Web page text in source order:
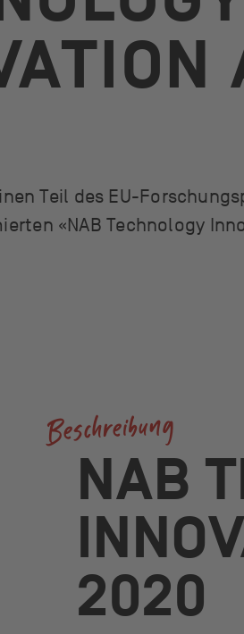
Teil des EU-
«NAB Technology
Beschreibung
NAB
2020